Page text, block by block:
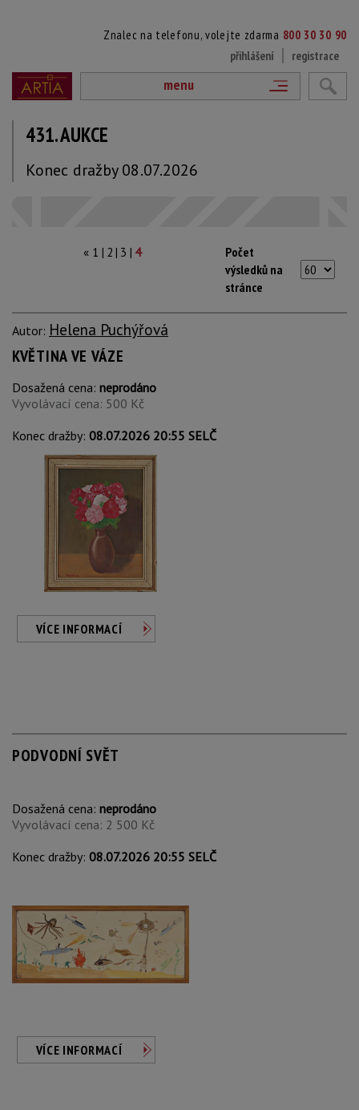
Znalec na telefonu, volejte zdarma 800 30 30 90
přihlášení
registrace
menu
431. AUKCE
Konec dražby 08.07.2026
« 1 | 2 | 3 | 4
Počet
výsledků na
stránce
Autor: Helena Puchýřová
KVĚTINA VE VÁZE
Dosažená cena: neprodáno
Vyvolávací cena: 500 Kč
Konec dražby: 08.07.2026 20:55 SELČ
VÍCE INFORMACÍ
PODVODNÍ SVĚT
Dosažená cena: neprodáno
Vyvolávací cena: 2 500 Kč
Konec dražby: 08.07.2026 20:55 SELČ
VÍCE INFORMACÍ